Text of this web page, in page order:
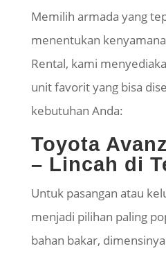
Memilih armada yang
menentukan
Rental, kami
unit favorit yang bisa
kebutuhan Anda:
Toyota
– Lincah di
Untuk pasangan atau
menjadi pilihan paling
bahan bakar,